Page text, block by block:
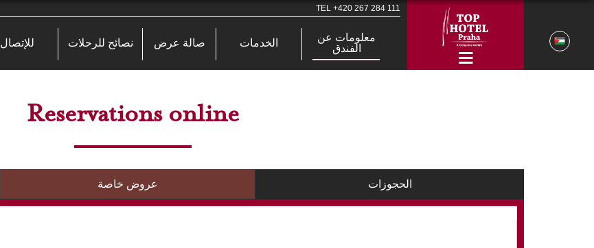
TEL +420 267 284 111
معلومات عن
الفندق
الخدمات صالة عرض نصائح للرحلات للإتصال
Reservations online
الحجوزات عروض خاصة